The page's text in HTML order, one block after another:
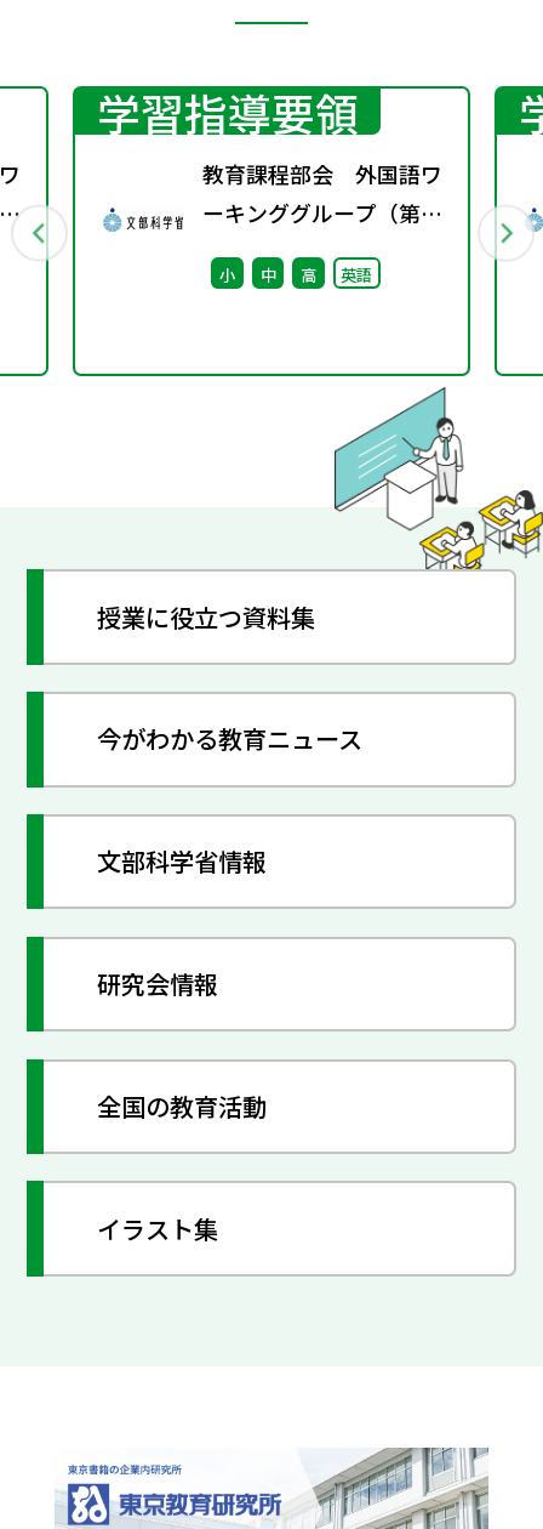
学習指導要領
教育課程部会 外国語ワ
ーキンググループ（第5
回） 配付資料
小 中 高 英語
授業に役立つ資料集
今がわかる教育ニュース
文部科学省情報
研究会情報
全国の教育活動
イラスト集